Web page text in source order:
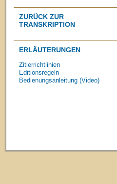
ZURÜCK ZUR
TRANSKRIPTION
ERLÄUTERUNGEN
Zitierrichtlinien
Editionsregeln
Bedienungsanleitung (Video)